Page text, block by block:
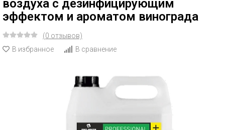
воздуха с дезинфицирующим
эффектом и ароматом винограда
(0 отзывов)
В избранное
В сравнение